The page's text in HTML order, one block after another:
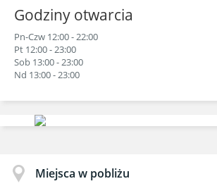
Godziny otwarcia
Pn-Czw 12:00 - 22:00
Pt 12:00 - 23:00
Sob 13:00 - 23:00
Nd 13:00 - 23:00
Miejsca w pobliżu